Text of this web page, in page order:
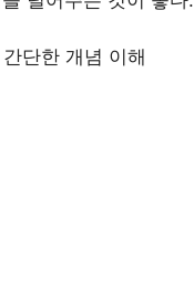
단한 개념 이해